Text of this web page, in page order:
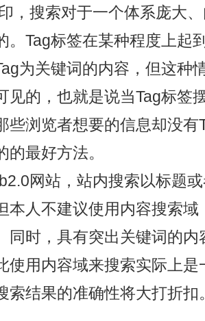
，搜索对于一个体系庞大
。Tag标签在某种程度上起
为关键词的内容，但这种
见的，也就是说当Tag标签
些浏览者想要的信息却没
的最好方法。
网站，站内搜索以标题或
本人不建议使用内容搜索
同时，具有突出关键词的
使用内容域来搜索实际上
索结果的准确性将大打折扣